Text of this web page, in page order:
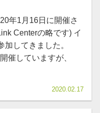
年1月16日に開催さ
Centerの略です) イ
してきました。
催していますが、
2020.02.17